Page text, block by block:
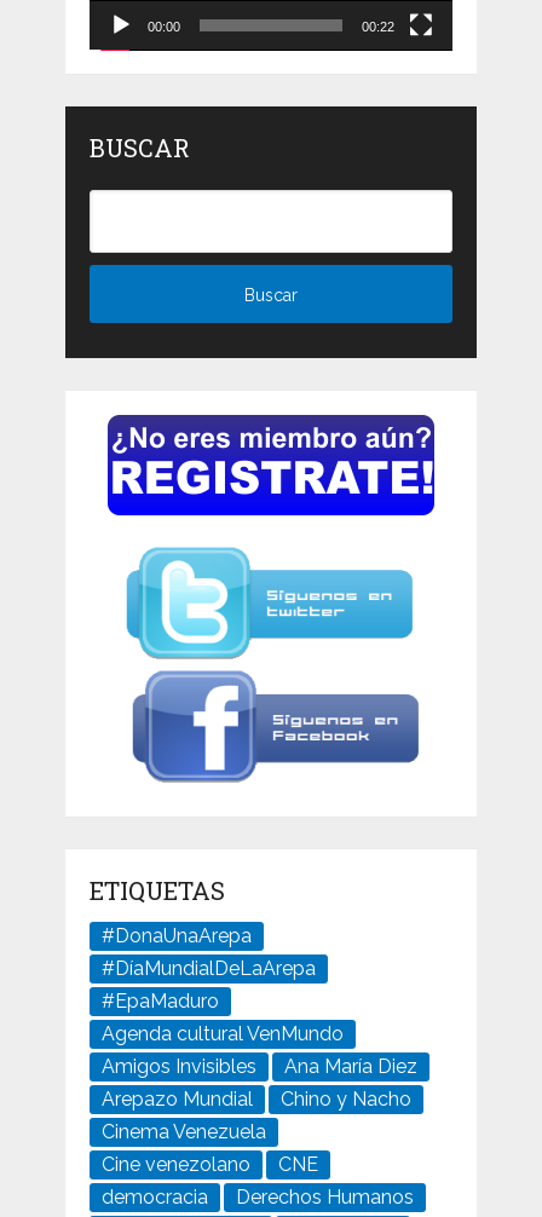
00:00 00:22
BUSCAR
ETIQUETAS
#DonaUnaArepa
#DíaMundialDeLaArepa
#EpaMaduro
Agenda cultural VenMundo
Amigos Invisibles
Ana María Diez
Arepazo Mundial
Chino y Nacho
Cinema Venezuela
Cine venezolano
CNE
democracia
Derechos Humanos